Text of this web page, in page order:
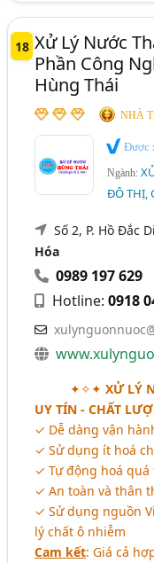
18 Xử Lý Nước
Phần Công
Hùng Thái
NHÀ
Được
Ngành:
ĐÔ THỊ,
Số 2, P. Hồ Đắc
Hóa
0989 197 629
Hotline:0918
✦✧✦XỬ LÝ
UY TÍN - CHẤT
✓ Dễ dàng vận
✓ Sử dụng ít hoá
✓ Tự động hoá
✓ An toàn và thân
✓ Sử dụng nguồn
lý chất ô nhiễm
Cam kết: Giá cả